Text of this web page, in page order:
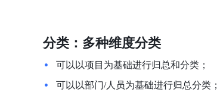
分类：多种维度分类
可以以项目为基础进行归总和分类；
可以以部门/人员为基础进行归总分类；